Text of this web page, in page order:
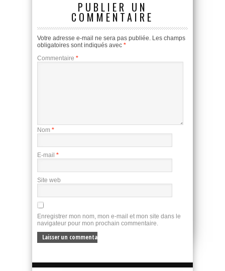
PUBLIER UN
COMMENTAIRE
Votre adresse e-mail ne sera pas publiée. Les champs
obligatoires sont indiqués avec *
Commentaire *
Nom *
E-mail *
Site web
Enregistrer mon nom, mon e-mail et mon site dans le
navigateur pour mon prochain commentaire.